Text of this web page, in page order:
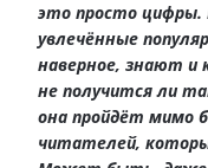
это просто
увлечённые
наверное, знают и
не получится ли
она пройдёт мимо
читателей,